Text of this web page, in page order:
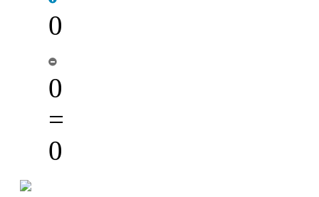
0
0
=
0